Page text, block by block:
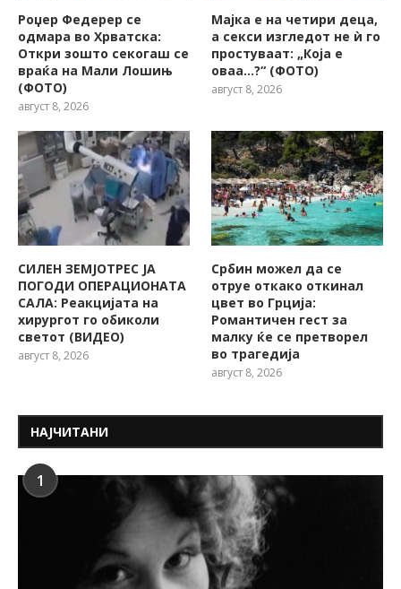
Роџер Федерер се
одмара во Хрватска:
Откри зошто секогаш се
враќа на Мали Лошињ
(ФОТО)
август 8, 2026
Мајка е на четири деца,
а секси изгледот не ѝ го
простуваат: „Која е
оваа…?“ (ФОТО)
август 8, 2026
СИЛЕН ЗЕМЈОТРЕС ЈА
ПОГОДИ ОПЕРАЦИОНАТА
САЛА: Реакцијата на
хирургот го обиколи
светот (ВИДЕО)
август 8, 2026
Србин можел да се
отруе откако откинал
цвет во Грција:
Романтичен гест за
малку ќе се претворел
во трагедија
август 8, 2026
НАЈЧИТАНИ
1